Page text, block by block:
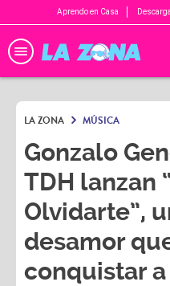
Aprendo en Casa
LA ZONA MÚSICA
Gonzalo
TDH lanzan
Olvidarte”,
desamor
conquistar